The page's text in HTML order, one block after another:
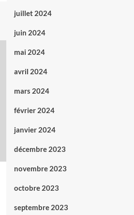
juillet 2024
juin 2024
mai 2024
avril 2024
mars 2024
février 2024
janvier 2024
décembre 2023
novembre 2023
octobre 2023
septembre 2023